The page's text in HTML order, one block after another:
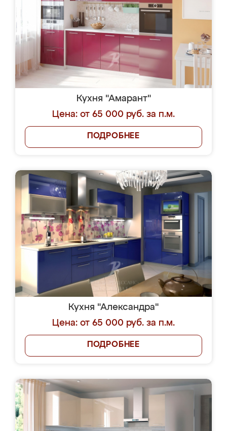
Кухня "Амарант"
Цена: от 65 000 руб. за п.м.
ПОДРОБНЕЕ
Кухня "Александра"
Цена: от 65 000 руб. за п.м.
ПОДРОБНЕЕ